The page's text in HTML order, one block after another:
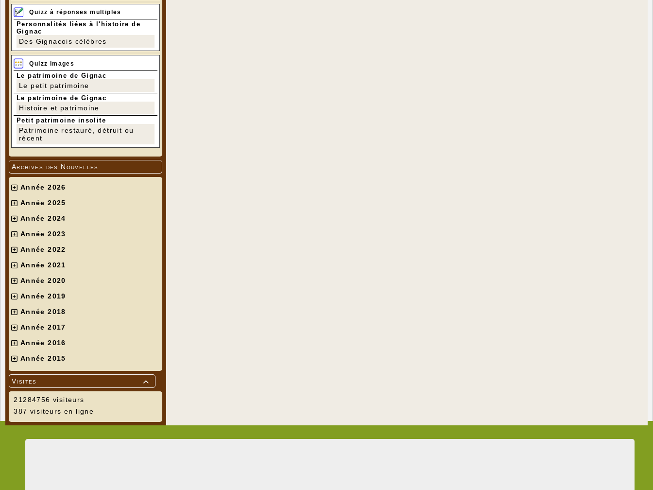
Quizz à réponses multiples
Personnalités liées à l'histoire de
Gignac
Des Gignacois célèbres
Quizz images
Le patrimoine de Gignac
Le petit patrimoine
Le patrimoine de Gignac
Histoire et patrimoine
Petit patrimoine insolite
Patrimoine restauré, détruit ou
récent
Archives des Nouvelles
Année 2026
Année 2025
Année 2024
Année 2023
Année 2022
Année 2021
Année 2020
Année 2019
Année 2018
Année 2017
Année 2016
Année 2015

Visites
21284756 visiteurs
387 visiteurs en ligne